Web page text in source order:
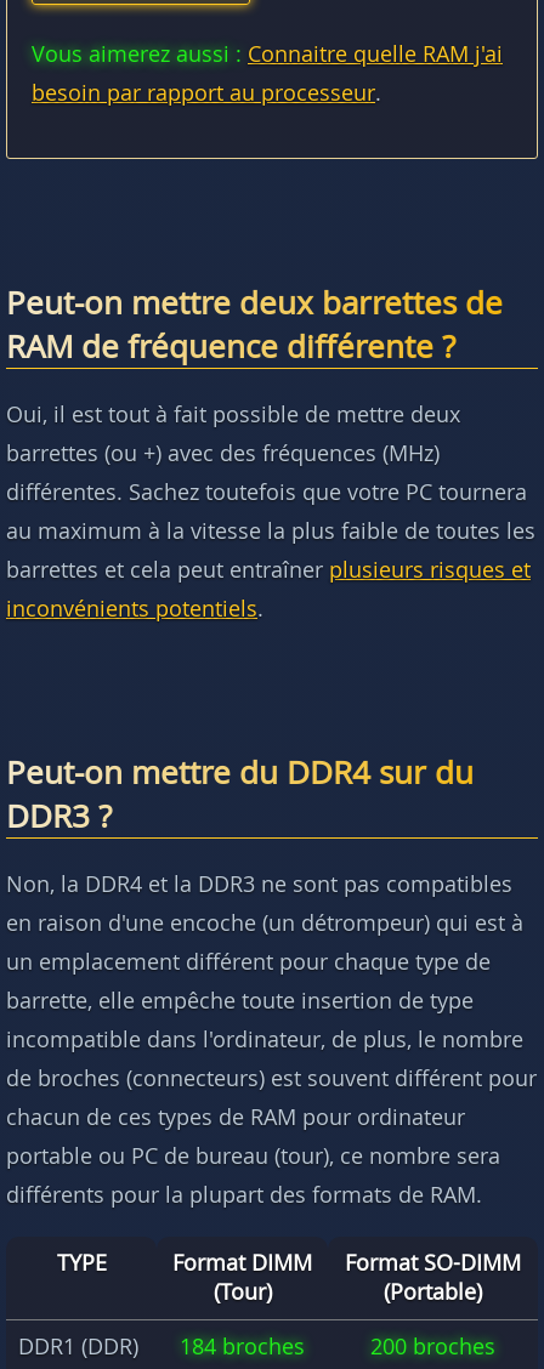
Vous aimerez aussi : Connaitre quelle RAM j'ai
besoin par rapport au processeur.
Peut-on mettre deux barrettes de
RAM de fréquence différente ?
Oui, il est tout à fait possible de mettre deux
barrettes (ou +) avec des fréquences (MHz)
différentes. Sachez toutefois que votre PC tournera
au maximum à la vitesse la plus faible de toutes les
barrettes et cela peut entraîner plusieurs risques et
inconvénients potentiels.
Peut-on mettre du DDR4 sur du
DDR3 ?
Non, la DDR4 et la DDR3 ne sont pas compatibles
en raison d'une encoche (un détrompeur) qui est à
un emplacement différent pour chaque type de
barrette, elle empêche toute insertion de type
incompatible dans l'ordinateur, de plus, le nombre
de broches (connecteurs) est souvent différent pour
chacun de ces types de RAM pour ordinateur
portable ou PC de bureau (tour), ce nombre sera
différents pour la plupart des formats de RAM.
TYPE
Format DIMM
(Tour)
Format SO-DIMM
(Portable)
DDR1 (DDR)
184 broches
200 broches